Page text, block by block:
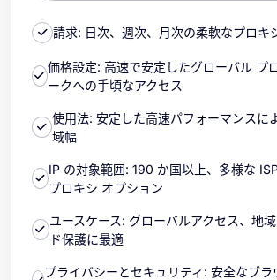
請求: 日次、週次、月次の柔軟なプロキ
価格設定: 高速で安定したグローバル プ
ークへの手頃なアクセス
使用法: 安定した高速パフォーマンスに
域幅
IP の対象範囲: 190 か国以上、多様な
プロキシ オプション
ユースケース: グローバルアクセス、地
ド保護に最適
プライバシーとセキュリティ: 安全なブラ